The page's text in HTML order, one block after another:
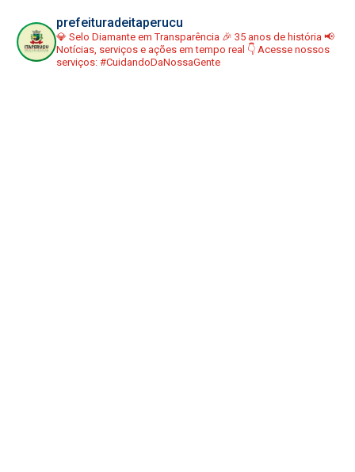
prefeituradeitaperucu
💎 Selo Diamante em Transparência 🎉 35 anos de história 📢
Notícias, serviços e ações em tempo real 👇 Acesse nossos
serviços: #CuidandoDaNossaGente